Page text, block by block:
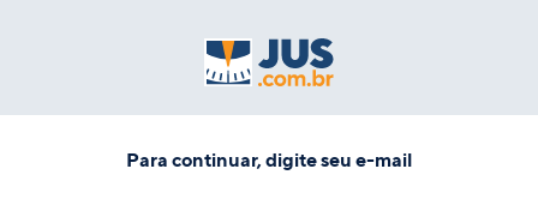
Para continuar, digite seu e-mail